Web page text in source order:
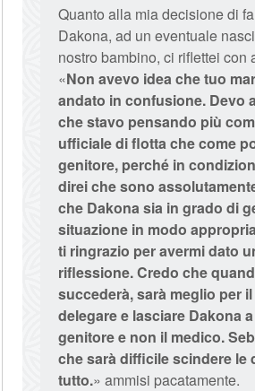
Quanto alla mia decisione di
Dakona, ad un eventuale
nostro bambino, ci riflettei con
«Non avevo idea che tuo
andato in confusione. Devo
che stavo pensando più
ufficiale di flotta che come
genitore, perché in
direi che sono
che Dakona sia in grado di
situazione in modo
ti ringrazio per avermi dato
riflessione. Credo che
succederà, sarà meglio per
delegare e lasciare Dakona
genitore e non il medico.
che sarà difficile scindere le
tutto.» ammisi pacatamente.